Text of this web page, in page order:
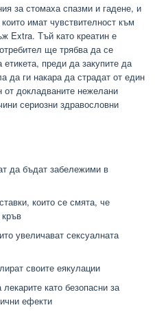
за стомаха спазми и гадене, и
имат чувствителност към
Extra. Тъй като креатин е
ще трябва да се
преди да закупите да
да ги накара да страдат от един
от докладваните нежелани
сериозни здравословни
да бъдат забележими в
които се смята, че
увеличават сексуалната
своите еякулации
като безопасни за
ефекти